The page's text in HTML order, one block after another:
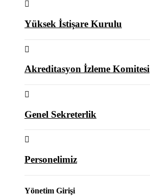
Yüksek İstişare Kurulu
Akreditasyon İzleme Komitesi
Genel Sekreterlik
Personelimiz
Yönetim Girişi